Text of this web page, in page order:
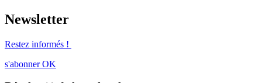
Newsletter
Restez informés !
s'abonner OK